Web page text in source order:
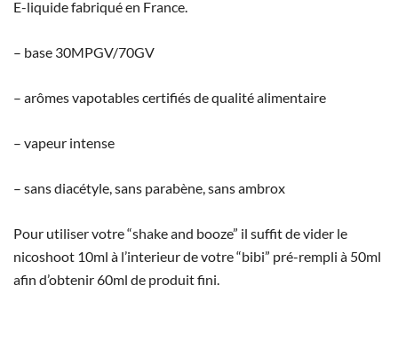
E-liquide fabriqué en France.
– base 30MPGV/70GV
– arômes vapotables certifiés de qualité alimentaire
– vapeur intense
– sans diacétyle, sans parabène, sans ambrox
Pour utiliser votre “shake and booze” il suffit de vider le
nicoshoot 10ml à l’interieur de votre “bibi” pré-rempli à 50ml
afin d’obtenir 60ml de produit fini.